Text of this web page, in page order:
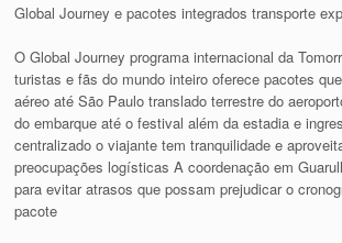
Global Journey e pacotes integrados transporte
O Global Journey programa internacional da
turistas e fãs do mundo inteiro oferece pacotes
aéreo até São Paulo translado terrestre do
do embarque até o festival além da estadia e
centralizado o viajante tem tranquilidade e
preocupações logísticas A coordenação em
para evitar atrasos que possam prejudicar o
pacote